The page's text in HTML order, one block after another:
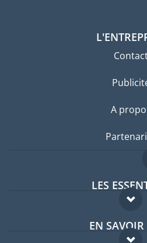
A
LES
Forum
Guides
EN SAVOIR